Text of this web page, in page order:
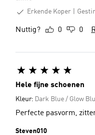
Erkende Koper
Nuttig? 0 0
Hele fijne schoenen
Kleur: Dark Blue / Glow
Perfecte pasvorm,
Steven010